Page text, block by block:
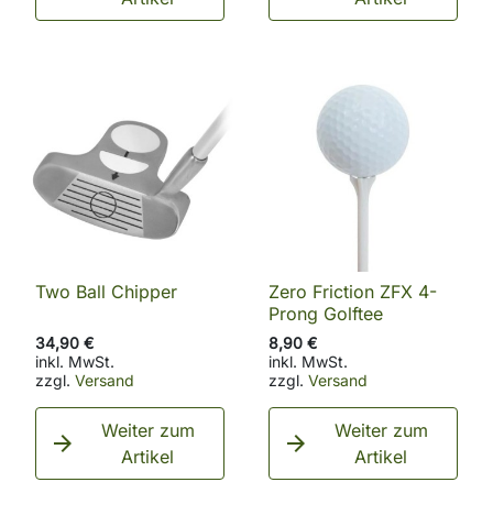
Two Ball Chipper
34,90 €
inkl. MwSt.
zzgl. Versand

Weiter zum
Artikel
Zero Friction ZFX 4-
Prong Golftee
8,90 €
inkl. MwSt.
zzgl. Versand

Weiter zum
Artikel